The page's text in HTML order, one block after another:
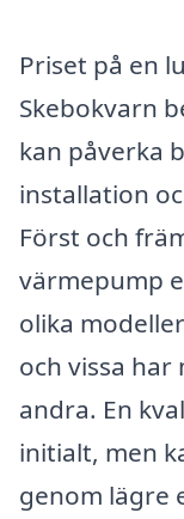
Priset på en
Skebokvarn
kan påverka
installation
Först och
värmepump
olika
och vissa har
andra. En
initialt, men
genom lägre